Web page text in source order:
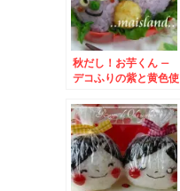
秋だし！お芋くん –
デコふりの紫と黄色使